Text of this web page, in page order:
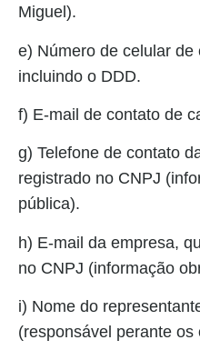
Miguel).
e) Número de celular
incluindo o DDD.
f) E-mail de contato de
g) Telefone de contato
registrado no CNPJ
pública).
h) E-mail da empresa,
no CNPJ (informação
i) Nome do
(responsável perante os